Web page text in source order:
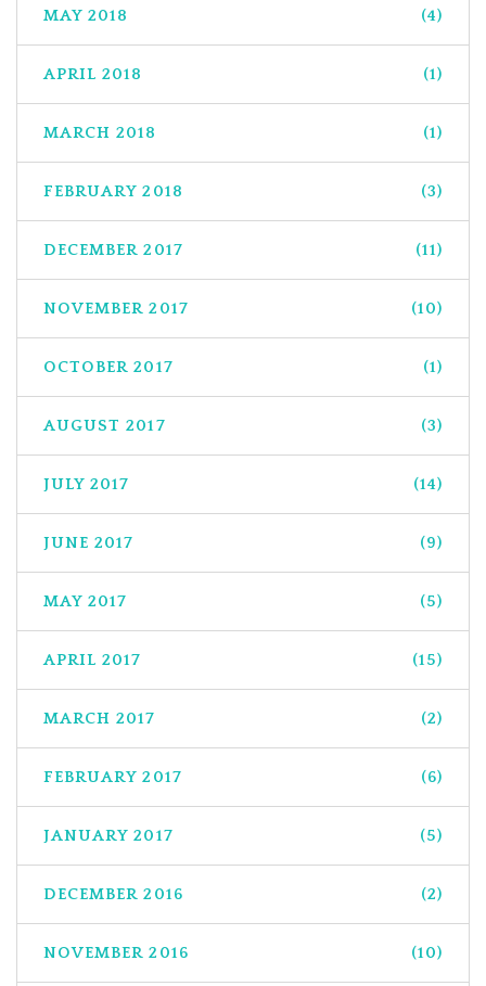
MAY 2018 (4)
APRIL 2018 (1)
MARCH 2018 (1)
FEBRUARY 2018 (3)
DECEMBER 2017 (11)
NOVEMBER 2017 (10)
OCTOBER 2017 (1)
AUGUST 2017 (3)
JULY 2017 (14)
JUNE 2017 (9)
MAY 2017 (5)
APRIL 2017 (15)
MARCH 2017 (2)
FEBRUARY 2017 (6)
JANUARY 2017 (5)
DECEMBER 2016 (2)
NOVEMBER 2016 (10)